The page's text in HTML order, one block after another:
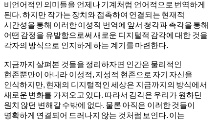
비언어적인 의미들을 언제나 기계처럼 언어적으로 번역하게
된다. 하지만 작가는 장치와 접촉하여 연결되는 현재적
시간성을 통해 이러한 이성적 번역에 앞서 청각과 촉각을 통해
어떤 감정을 유발함으로써 새로운 디지털적 감각에 대한 것을
각자의 방식으로 인지하게 하는 계기를 마련한다.
지금까지 살펴본 것들을 정리하자면 인간은 물리적인
현존뿐만이 아니라 이성적, 지성적 현존으로 자기 자신을
인식하지만, 현재의 디지털적인 세상은 지금까지의 방식에서
새로운 변화를 가져오고 있다. 따라서 감각은 우리가 원하던
원치 않던 변해갈 수밖에 없다. 물론 아직은 이러한 것들이
명확하게 연결되어 드러나지 않는 것처럼 보인다. 이는